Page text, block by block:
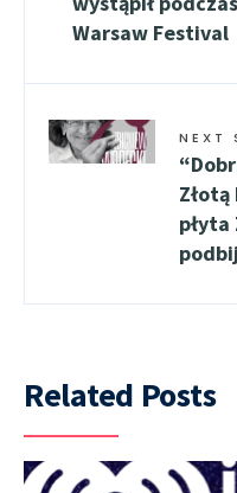
Warsaw Festival
NEXT
Related Posts